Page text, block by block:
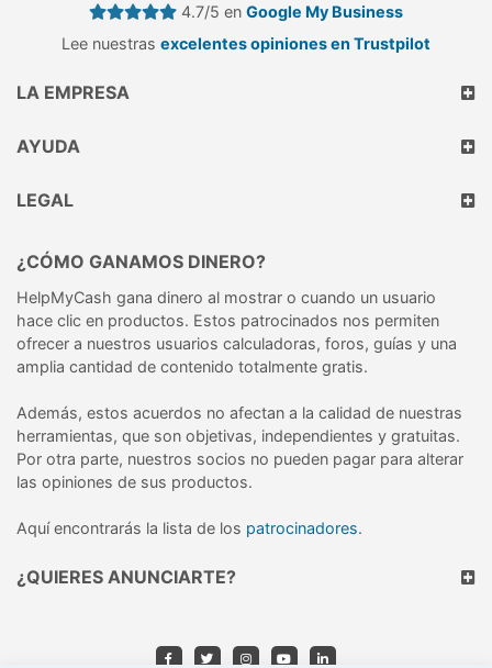
4.7/5 en Google My Business
Lee nuestras excelentes opiniones en Trustpilot
LA EMPRESA
AYUDA
LEGAL
¿CÓMO GANAMOS DINERO?
HelpMyCash gana dinero al mostrar o cuando un usuario
hace clic en productos. Estos patrocinados nos permiten
ofrecer a nuestros usuarios calculadoras, foros, guías y una
amplia cantidad de contenido totalmente gratis.
Además, estos acuerdos no afectan a la calidad de nuestras
herramientas, que son objetivas, independientes y gratuitas.
Por otra parte, nuestros socios no pueden pagar para alterar
las opiniones de sus productos.
Aquí encontrarás la lista de los patrocinadores.
¿QUIERES ANUNCIARTE?